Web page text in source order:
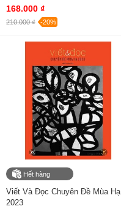
168.000 ₫
210.000 ₫ -20%
Hết hàng
Viết Và Đọc Chuyên Đề Mùa Hạ
2023